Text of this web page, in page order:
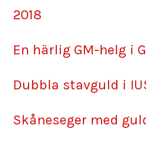
2018
En härlig GM-helg i
Dubbla stavguld i
Skåneseger med